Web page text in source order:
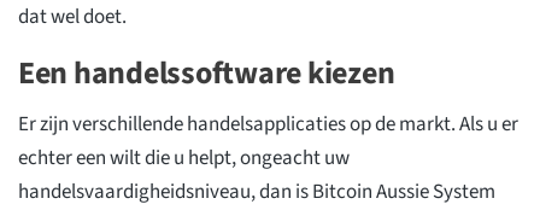
dat wel doet.
Een handelssoftware kiezen
Er zijn verschillende handelsapplicaties op de markt. Als u er
echter een wilt die u helpt, ongeacht uw
handelsvaardigheidsniveau, dan is Bitcoin Aussie System